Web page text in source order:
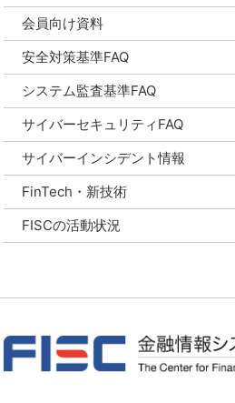
会員向け資料
安全対策基準FAQ
システム監査基準FAQ
サイバーセキュリティFAQ
サイバーインシデント情報
FinTech・新技術
FISCの活動状況